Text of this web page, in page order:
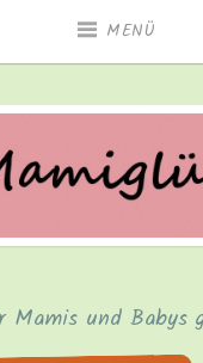
MENÜ
Mamis und Babys